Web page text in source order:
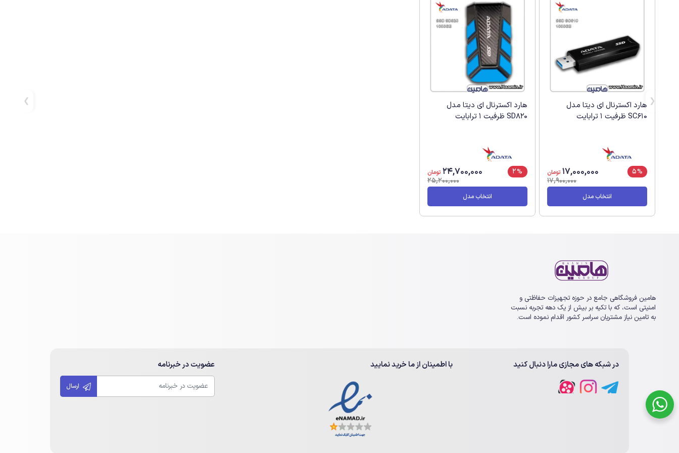
هارد اکسترنال ای دیتا مدل
SC610 ظرفیت 1 ترابایت
5%
17,000,000 تومان
17,900,000
انتخاب مدل
هارد اکسترنال ای دیتا مدل
SD820 ظرفیت 1 ترابایت
2%
24,700,000 تومان
25,200,000
انتخاب مدل
هامین فروشگاهی جامع در حوزه تجهیزات حفاظتی و
امنیتی است، که با تکیه بر بیش از یک ‏دهه تجربه نسبت
به تامین نیاز مشتریان سراسر کشور اقدام نموده است.
در شبکه های مجازی مارا دنبال کنید با اطمینان از ما خرید نمایید عضویت در خبرنامه